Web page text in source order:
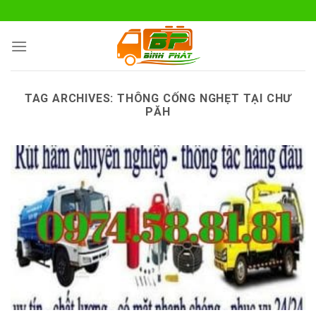
to
content
TAG ARCHIVES: THÔNG CỐNG NGHẸT TẠI CHƯ
PĂH